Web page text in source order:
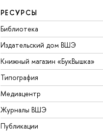
РЕСУРСЫ
Библиотека
Издательский дом ВШЭ
Книжный магазин «БукВышка»
Типография
Медиацентр
Журналы ВШЭ
Публикации